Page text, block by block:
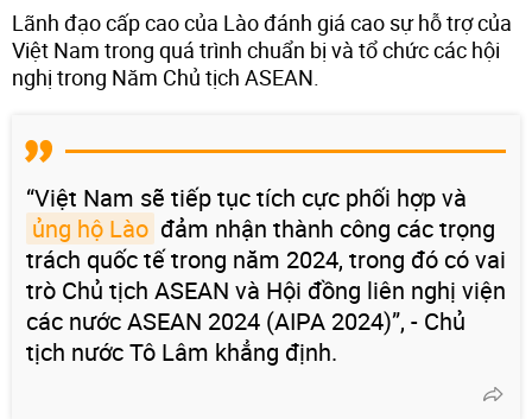
Lãnh đạo cấp cao của Lào đánh giá cao sự hỗ trợ của
Việt Nam trong quá trình chuẩn bị và tổ chức các hội
nghị trong Năm Chủ tịch ASEAN.
“Việt Nam sẽ tiếp tục tích cực phối hợp và
ủng hộ Lào đảm nhận thành công các trọng
trách quốc tế trong năm 2024, trong đó có vai
trò Chủ tịch ASEAN và Hội đồng liên nghị viện
các nước ASEAN 2024 (AIPA 2024)”, - Chủ
tịch nước Tô Lâm khẳng định.